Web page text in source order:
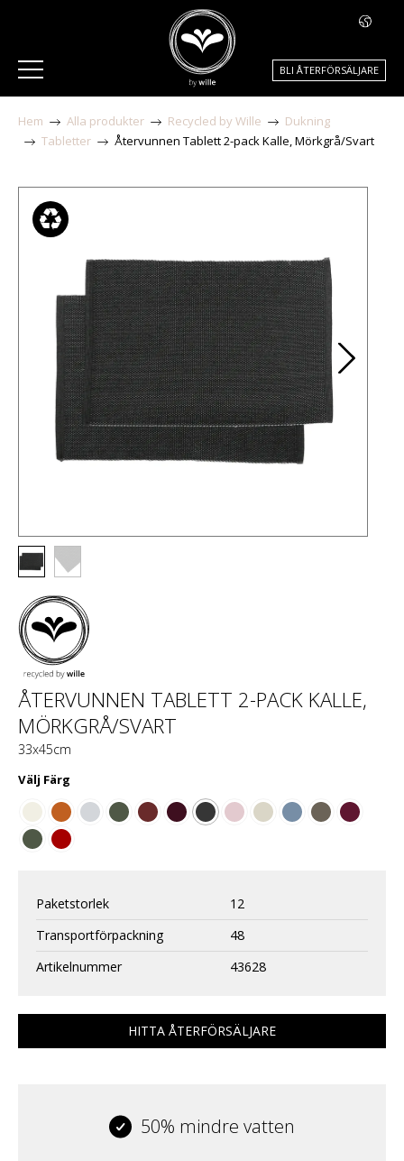
BLI ÅTERFÖRSÄLJARE
Hem Alla produkter Recycled by Wille
Dukning
Tabletter
Återvunnen Tablett 2-pack Kalle, Mörkgrå/Svart
ÅTERVUNNEN TABLETT 2-PACK KALLE,
MÖRKGRÅ/SVART
33x45cm
Välj Färg
Paketstorlek
12
Transportförpackning
48
Artikelnummer
43628
HITTA ÅTERFÖRSÄLJARE
50% mindre vatten